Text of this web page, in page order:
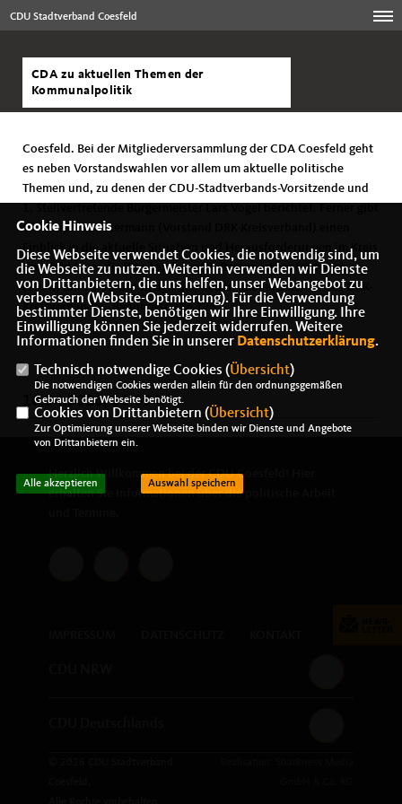
CDU Stadtverband Coesfeld
CDA zu aktuellen Themen der
Kommunalpolitik
Coesfeld. Bei der Mitgliederversammlung der CDA Coesfeld geht
es neben Vorstandswahlen vor allem um aktuelle politische
Themen und, zu denen der CDU-Stadtverbands-Vorsitzende und
Christoph Schlütermann (Vorstand DRK-Kreisverband) einen
Einblick in die aktuelle Situation und Herausforderungen im Kreis
Coesfeld (u. a. die Kita-Landschaft). Beginn ist am Mittwoch,
(29.4.) um 18.30 Uhr in den den neuen Räumlichkeiten des DRK-
Kreisverbandes, Bahnhofstraße 128.
16.04.2026, 08:09 Uhr
Herzlich Willkommen bei der CDU Coesfeld! Hier
erhalten Sie Informationen über die politische Arbeit
Cookie Hinweis
Diese Webseite verwendet Cookies, die notwendig sind, um
die Webseite zu nutzen. Weiterhin verwenden wir Dienste
von Drittanbietern, die uns helfen, unser Webangebot zu
verbessern (Website-Optmierung). Für die Verwendung
bestimmter Dienste, benötigen wir Ihre Einwilligung. Ihre
Einwilligung können Sie jederzeit widerrufen. Weitere
Informationen finden Sie in unserer Datenschutzerklärung.
Technisch notwendige Cookies (Übersicht)
Die notwendigen Cookies werden allein für den ordnungsgemäßen
Gebrauch der Webseite benötigt.
Cookies von Drittanbietern (Übersicht)
Zur Optimierung unserer Webseite binden wir Dienste und Angebote
von Drittanbietern ein.
Alle akzeptieren Auswahl speichern